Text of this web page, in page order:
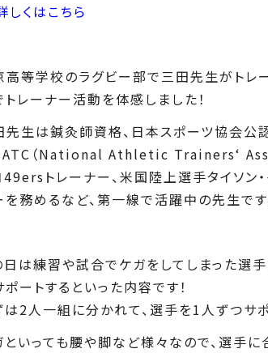
しくはこちら
高等学校のラグビー部で三田先生がトレ
トレーナー活動を体感しました！
先生は鍼灸師資格、日本スポーツ協会公
（National Athletic Trainers‘
トレーナー、米国陸上選手タイソン
を務めるなど、第一線で活躍中の先生です
日は練習や試合でケガをしてしまった選
ートするといった内容です！
は2人一組に分かれて、選手を1人ずつサポ
といっても腰や脚など様々なので、選手